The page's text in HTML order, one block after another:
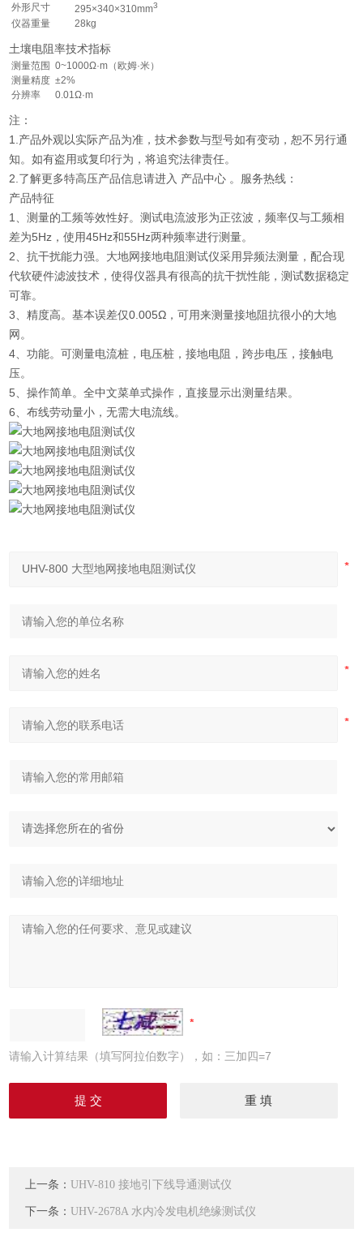
外形尺寸
295×340×310mm3
仪器重量 28kg
土壤电阻率技术指标
测量范围 0~1000Ω·m（欧姆·米）
测量精度 ±2%
分辨率
0.01Ω·m
注：
1.产品外观以实际产品为准，技术参数与型号如有变动，恕不另行通
知。如有盗用或复印行为，将追究法律责任。
2.了解更多特高压产品信息请进入 产品中心 。服务热线：
产品特征
1、测量的工频等效性好。测试电流波形为正弦波，频率仅与工频相
差为5Hz，使用45Hz和55Hz两种频率进行测量。
2、抗干扰能力强。大地网接地电阻测试仪采用异频法测量，配合现
代软硬件滤波技术，使得仪器具有很高的抗干扰性能，测试数据稳定
可靠。
3、精度高。基本误差仅0.005Ω，可用来测量接地阻抗很小的大地
网。
4、功能。可测量电流桩，电压桩，接地电阻，跨步电压，接触电
压。
5、操作简单。全中文菜单式操作，直接显示出测量结果。
6、布线劳动量小，无需大电流线。
请输入计算结果（填写阿拉伯数字），如：三加四=7
上一条：UHV-810 接地引下线导通测试仪
下一条：UHV-2678A 水内冷发电机绝缘测试仪